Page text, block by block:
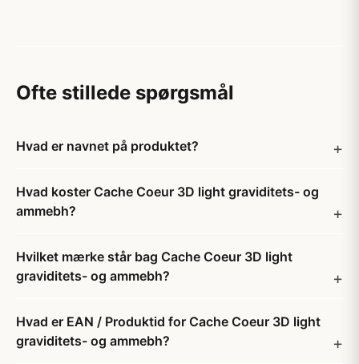
Ofte stillede spørgsmål
Hvad er navnet på produktet?
Hvad koster Cache Coeur 3D light graviditets- og
ammebh?
Hvilket mærke står bag Cache Coeur 3D light
graviditets- og ammebh?
Hvad er EAN / Produktid for Cache Coeur 3D light
graviditets- og ammebh?